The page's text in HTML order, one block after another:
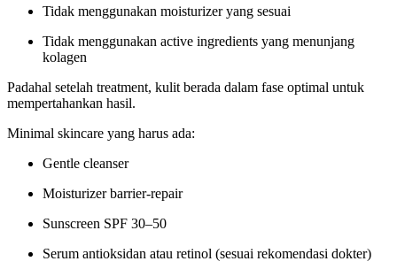
Tidak menggunakan moisturizer yang sesuai
Tidak menggunakan active ingredients yang menunjang
kolagen
Padahal setelah treatment, kulit berada dalam fase optimal untuk
mempertahankan hasil.
Minimal skincare yang harus ada:
Gentle cleanser
Moisturizer barrier-repair
Sunscreen SPF 30–50
Serum antioksidan atau retinol (sesuai rekomendasi dokter)